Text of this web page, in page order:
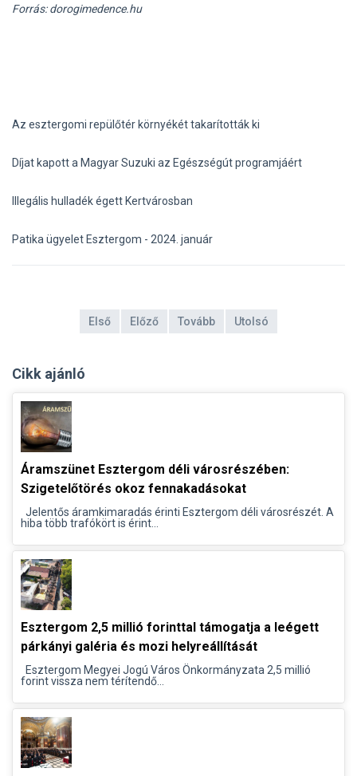
Forrás: dorogimedence.hu
Az esztergomi repülőtér környékét takarították ki
Díjat kapott a Magyar Suzuki az Egészségút programjáért
Illegális hulladék égett Kertvárosban
Patika ügyelet Esztergom - 2024. január
Első Előző Tovább Utolsó
Cikk ajánló
Áramszünet Esztergom déli városrészében:
Szigetelőtörés okoz fennakadásokat
Jelentős áramkimaradás érinti Esztergom déli városrészét. A
hiba több trafókört is érint...
Esztergom 2,5 millió forinttal támogatja a leégett
párkányi galéria és mozi helyreállítását
Esztergom Megyei Jogú Város Önkormányzata 2,5 millió
forint vissza nem térítendő...